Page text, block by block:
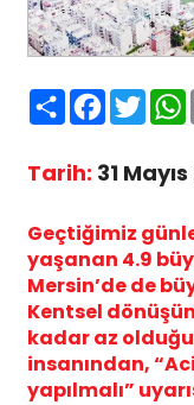
Paylaş
Tarih: 31
Geçtiğimiz
yaşanan 4.9
Mersin’de de
Kentsel
kadar az
insanından,
yapılmalı”